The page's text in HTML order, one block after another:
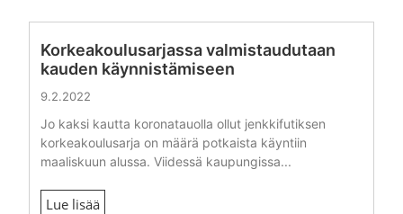
Korkeakoulusarjassa valmistaudutaan
kauden käynnistämiseen
9.2.2022
Jo kaksi kautta koronatauolla ollut jenkkifutiksen
korkeakoulusarja on määrä potkaista käyntiin
maaliskuun alussa. Viidessä kaupungissa...
Lue lisää